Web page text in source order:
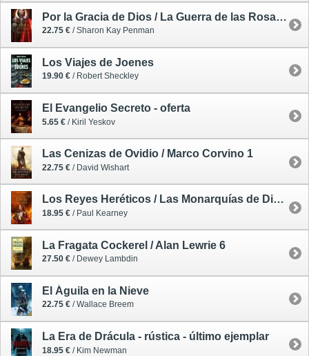
Por la Gracia de Dios / La Guerra de las Rosas 3
22.75 € / Sharon Kay Penman
Los Viajes de Joenes
19.90 € / Robert Sheckley
El Evangelio Secreto - oferta
5.65 € / Kiril Yeskov
Las Cenizas de Ovidio / Marco Corvino 1
22.75 € / David Wishart
Los Reyes Heréticos / Las Monarquías de Dios 2
18.95 € / Paul Kearney
La Fragata Cockerel / Alan Lewrie 6
27.50 € / Dewey Lambdin
El Águila en la Nieve
22.75 € / Wallace Breem
La Era de Drácula - rústica - último ejemplar
18.95 € / Kim Newman